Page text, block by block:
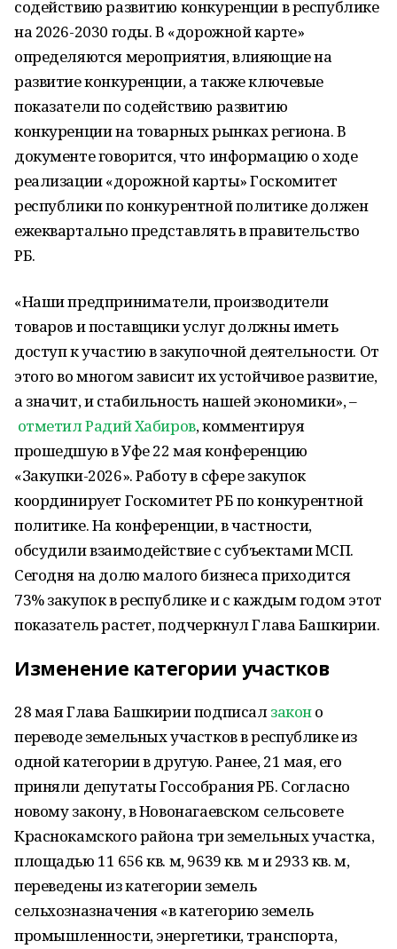
содействию развитию конкуренции в республике
на 2026-2030 годы. В «дорожной карте»
определяются мероприятия, влияющие на
развитие конкуренции, а также ключевые
показатели по содействию развитию
конкуренции на товарных рынках региона. В
документе говорится, что информацию о ходе
реализации «дорожной карты» Госкомитет
республики по конкурентной политике должен
ежеквартально представлять в правительство
РБ.
«Наши предприниматели, производители
товаров и поставщики услуг должны иметь
доступ к участию в закупочной деятельности. От
этого во многом зависит их устойчивое развитие,
а значит, и стабильность нашей экономики», –
отметил Радий Хабиров, комментируя
прошедшую в Уфе 22 мая конференцию
«Закупки-2026». Работу в сфере закупок
координирует Госкомитет РБ по конкурентной
политике. На конференции, в частности,
обсудили взаимодействие с субъектами МСП.
Сегодня на долю малого бизнеса приходится
73% закупок в республике и с каждым годом этот
показатель растет, подчеркнул Глава Башкирии.
Изменение категории участков
28 мая Глава Башкирии подписалзаконо
переводе земельных участков в республике из
одной категории в другую. Ранее, 21 мая, его
приняли депутаты Госсобрания РБ. Согласно
новому закону, в Новонагаевском сельсовете
Краснокамского района три земельных участка,
площадью 11 656 кв. м, 9639 кв. м и 2933 кв. м,
переведены из категории земель
сельхозназначения «в категорию земель
промышленности, энергетики, транспорта,